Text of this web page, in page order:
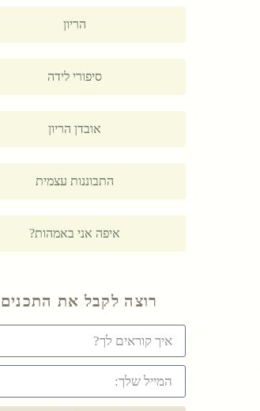
הריון
סיפורי לידה
אובדן הריון
התבוננות עצמית
איפה אני באמהות?
רוצה לקבל את